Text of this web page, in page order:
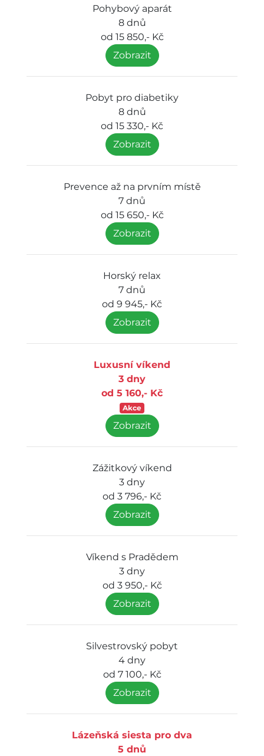
Pohybový aparát
8 dnů
od 15 850,- Kč
Zobrazit
Pobyt pro diabetiky
8 dnů
od 15 330,- Kč
Zobrazit
Prevence až na prvním místě
7 dnů
od 15 650,- Kč
Zobrazit
Horský relax
7 dnů
od 9 945,- Kč
Zobrazit
Luxusní víkend
3 dny
od 5 160,- Kč
Akce
Zobrazit
Zážitkový víkend
3 dny
od 3 796,- Kč
Zobrazit
Víkend s Pradědem
3 dny
od 3 950,- Kč
Zobrazit
Silvestrovský pobyt
4 dny
od 7 100,- Kč
Zobrazit
Lázeňská siesta pro dva
5 dnů